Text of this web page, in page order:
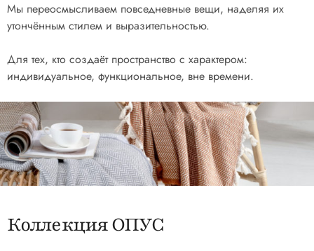
Мы переосмысливаем повседневные вещи, наделяя их
утончённым стилем и выразительностью.
Для тех, кто создаёт пространство с характером:
индивидуальное, функциональное, вне времени.
Коллекция ОПУС